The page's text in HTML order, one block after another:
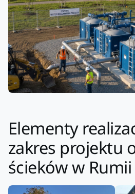
Elementy
zakres projektu
ścieków w Rumii